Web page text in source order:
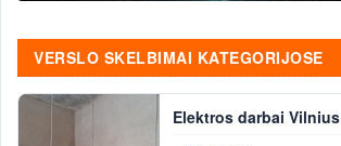
VERSLO SKELBIMAI KATEGORIJOSE
Elektros darbai Vilnius